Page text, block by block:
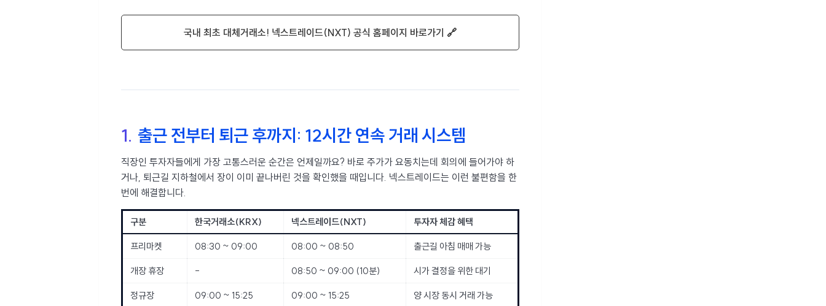
국내 최초 대체거래소! 넥스트레이드(NXT) 공식 홈페이지 바로가기 🔗
1. 출근 전부터 퇴근 후까지: 12시간 연속 거래 시스템
직장인 투자자들에게 가장 고통스러운 순간은 언제일까요? 바로 주가가 요동치는데 회의에 들어가야 하
거나, 퇴근길 지하철에서 장이 이미 끝나버린 것을 확인했을 때입니다. 넥스트레이드는 이런 불편함을 한
번에 해결합니다.
구분 한국거래소(KRX) 넥스트레이드(NXT) 투자자 체감 혜택
프리마켓 08:30 ~ 09:00 08:00 ~ 08:50 출근길 아침 매매 가능
개장 휴장 - 08:50 ~ 09:00 (10분) 시가 결정을 위한 대기
정규장 09:00 ~ 15:25 09:00 ~ 15:25 양 시장 동시 거래 가능